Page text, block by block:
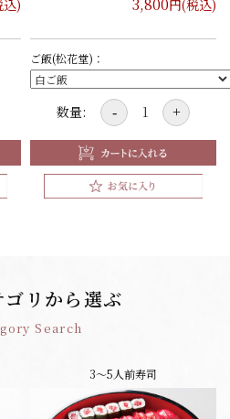
込) 3,800円(税込)
ご飯(松花堂)：
数量: - +
リから選ぶ
Search
3～5人前寿司